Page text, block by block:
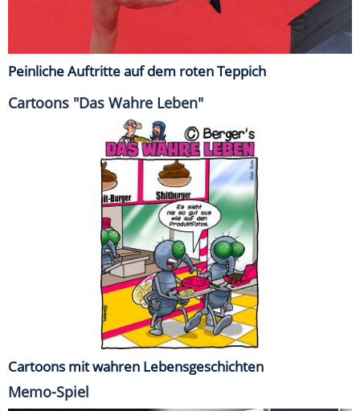
Peinliche Auftritte auf dem roten Teppich
Cartoons "Das Wahre Leben"
Cartoons mit wahren Lebensgeschichten
Memo-Spiel